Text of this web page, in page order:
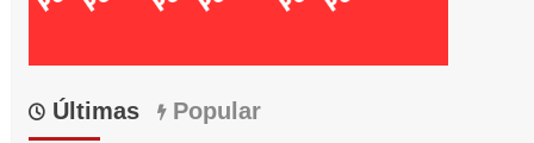
Últimas Popular